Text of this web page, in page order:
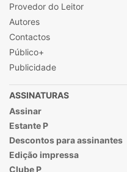
Provedor do Leitor
Autores
Contactos
Público+
Publicidade
ASSINATURAS
Assinar
Estante P
Descontos para assinantes
Edição impressa
Clube P